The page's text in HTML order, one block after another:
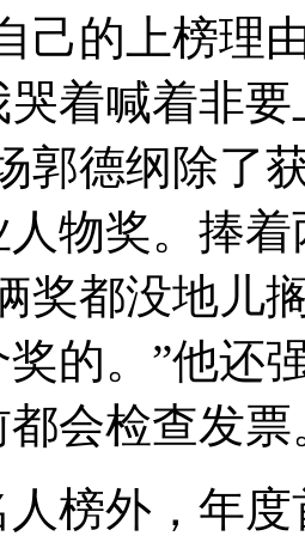
己的上榜理
着喊着非
郭德纲除了
物奖。捧
奖都没地儿
的。”他还
会检查发票
榜外，年